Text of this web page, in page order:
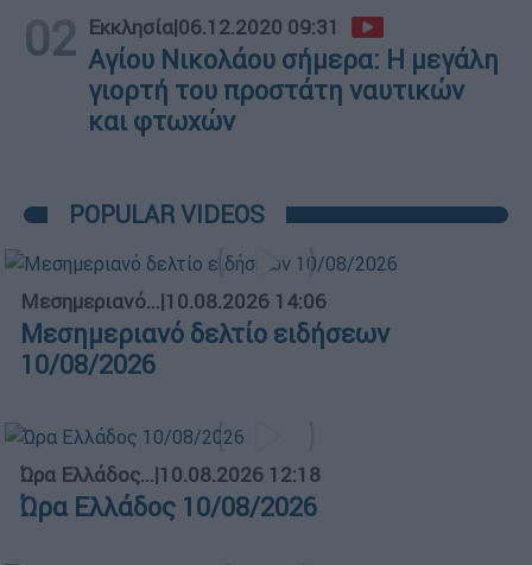
02 Εκκλησία|06.12.2020 09:31
Αγίου Νικολάου σήμερα: Η μεγάλη
γιορτή του προστάτη ναυτικών
και φτωχών
POPULAR VIDEOS
Μεσημεριανό...|10.08.2026 14:06
Μεσημεριανό δελτίο ειδήσεων
10/08/2026
Ώρα Ελλάδος...|10.08.2026 12:18
Ώρα Ελλάδος 10/08/2026